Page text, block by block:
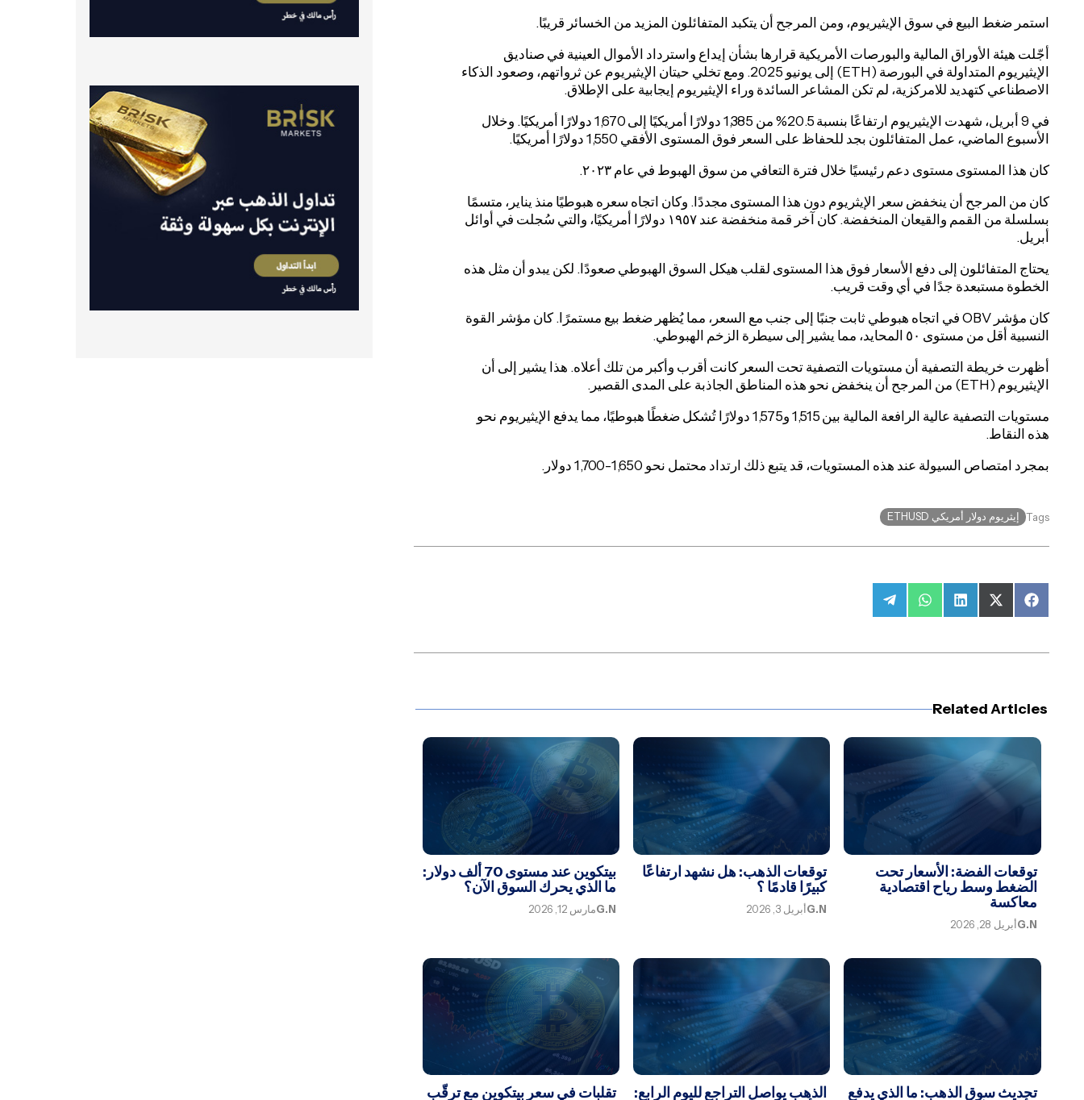
استمر ضغط البيع في سوق الإيثيريوم، ومن المرجح أن يتكبد المتفائلون المزيد من الخسائر قريبًا.
أجّلت هيئة الأوراق المالية والبورصات الأمريكية قرارها بشأن إيداع واسترداد الأموال العينية في صناديق
الإيثيريوم المتداولة في البورصة (ETH) إلى يونيو 2025. ومع تخلي حيتان الإيثيريوم عن ثرواتهم، وصعود الذكاء
الاصطناعي كتهديد للامركزية، لم تكن المشاعر السائدة وراء الإيثيريوم إيجابية على الإطلاق.
في 9 أبريل، شهدت الإيثيريوم ارتفاعًا بنسبة 20.5% من 1,385 دولارًا أمريكيًا إلى 1,670 دولارًا أمريكيًا. وخلال
الأسبوع الماضي، عمل المتفائلون بجد للحفاظ على السعر فوق المستوى الأفقي 1,550 دولارًا أمريكيًا.
كان هذا المستوى مستوى دعم رئيسيًا خلال فترة التعافي من سوق الهبوط في عام ٢٠٢٣.
كان من المرجح أن ينخفض ​​سعر الإيثريوم دون هذا المستوى مجددًا. وكان اتجاه سعره هبوطيًا منذ يناير، متسمًا
بسلسلة من القمم والقيعان المنخفضة. كان آخر قمة منخفضة عند ١٩٥٧ دولارًا أمريكيًا، والتي سُجلت في أوائل
أبريل.
يحتاج المتفائلون إلى دفع الأسعار فوق هذا المستوى لقلب هيكل السوق الهبوطي صعودًا. لكن يبدو أن مثل هذه
الخطوة مستبعدة جدًا في أي وقت قريب.
كان مؤشر OBV في اتجاه هبوطي ثابت جنبًا إلى جنب مع السعر، مما يُظهر ضغط بيع مستمرًا. كان مؤشر القوة
النسبية أقل من مستوى ٥٠ المحايد، مما يشير إلى سيطرة الزخم الهبوطي.
أظهرت خريطة التصفية أن مستويات التصفية تحت السعر كانت أقرب وأكبر من تلك أعلاه. هذا يشير إلى أن
الإيثيريوم (ETH) من المرجح أن ينخفض ​​نحو هذه المناطق الجاذبة على المدى القصير.
مستويات التصفية عالية الرافعة المالية بين 1,515 و1,575 دولارًا تُشكل ضغطًا هبوطيًا، مما يدفع الإيثيريوم نحو
هذه النقاط.
بمجرد امتصاص السيولة عند هذه المستويات، قد يتبع ذلك ارتداد محتمل نحو 1,650-1,700 دولار.
Tags إيثريوم دولار أمريكي ETHUSD
Share
on
Share
on
Share
on
Share
on
Share
on
Related Articles
توقعات الفضة: الأسعار تحت
الضغط وسط رياح اقتصادية
معاكسة
G.Nأبريل 28, 2026
توقعات الذهب: هل نشهد ارتفاعًا
كبيرًا قادمًا ؟
G.Nأبريل 3, 2026
بيتكوين عند مستوى 70 ألف دولار:
ما الذي يحرك السوق الآن؟
G.Nمارس 12, 2026
تحديث سوق الذهب: ما الذي يدفع
الذهب يواصل التراجع لليوم الرابع:
تقلبات في سعر بيتكوين مع ترقّب